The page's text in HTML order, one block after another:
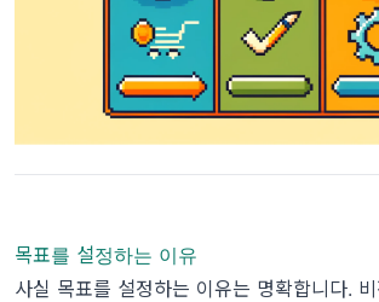
목표를 설정하는 이유
사실 목표를 설정하는 이유는 명확합니다.